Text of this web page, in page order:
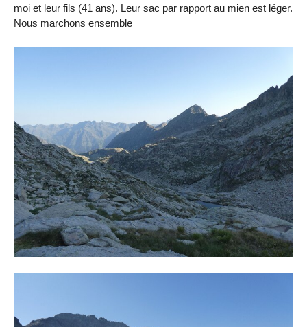
moi et leur fils (41 ans). Leur sac par rapport au mien est léger.
Nous marchons ensemble